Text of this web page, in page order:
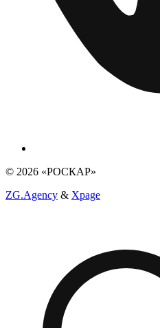
© 2026 «РОСКАР»
ZG.Agency & Xpage